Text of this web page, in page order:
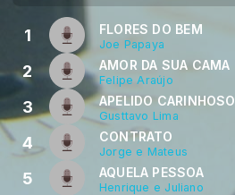
1 FLORES DO BEM
Joe Papaya
2 AMOR DA SUA CAMA
Felipe Araújo
3 APELIDO CARINHOSO
Gusttavo Lima
4 CONTRATO
Jorge e Mateus
5 AQUELA PESSOA
Henrique e Juliano